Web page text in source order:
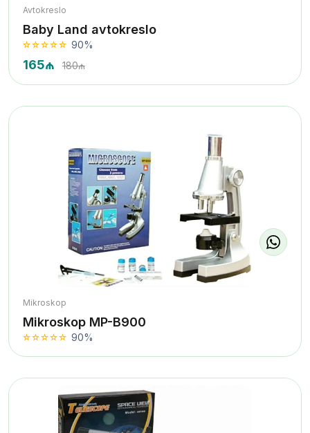
Avtokreslo
Baby Land avtokreslo
90%
165₼ 180₼
Mikroskop
Mikroskop MP-B900
90%